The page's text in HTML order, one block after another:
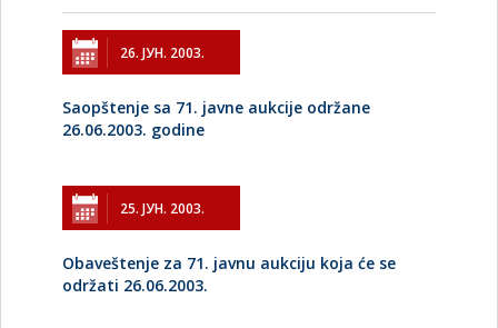
26. ЈУН. 2003.
Saopštenje sa 71. javne aukcije održane
26.06.2003. godine
25. ЈУН. 2003.
Obaveštenje za 71. javnu aukciju koja će se
održati 26.06.2003.